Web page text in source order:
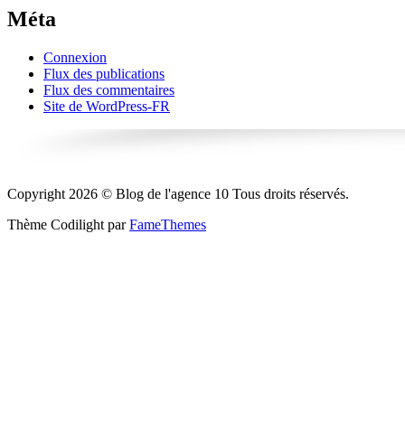
Méta
Connexion
Flux des publications
Flux des commentaires
Site de WordPress-FR
Copyright 2026 © Blog de l'agence 10 Tous droits réservés.
Thème Codilight parFameThemes